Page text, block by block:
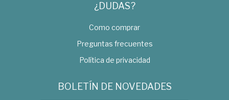
¿DUDAS?
Como comprar
Preguntas frecuentes
Política de privacidad
BOLETÍN DE NOVEDADES